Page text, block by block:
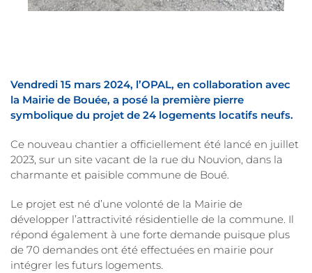
Vendredi 15 mars 2024, l’OPAL, en collaboration avec
la Mairie de Bouée, a posé la première pierre
symbolique du projet de 24 logements locatifs neufs.
Ce nouveau chantier a officiellement été lancé en juillet
2023, sur un site vacant de la rue du Nouvion, dans la
charmante et paisible commune de Boué.
Le projet est né d’une volonté de la Mairie de
développer l’attractivité résidentielle de la commune. Il
répond également à une forte demande puisque plus
de 70 demandes ont été effectuées en mairie pour
intégrer les futurs logements.